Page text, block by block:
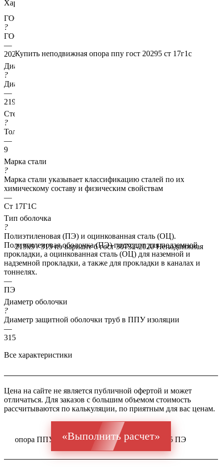
Купить неподвижная опора ппу гост 20295 ст 17г1с
219x9 / 315 пэ вариант б гост 30732-2020 Неподвижная
опора ППУ ГОСТ 20295 Ст 17Г1С 219x9 / 315 ПЭ
Характеристики
ГОСТ несущей трубы
?
ГОСТ основной трубы
—
20295
Диаметр трубы, мм
?
Диаметр основной трубы
—
219
Стенка трубы, мм
?
Толщина стенки несущей трубы
—
9
Марка стали
?
Марка стали указывает классификацию сталей по их
химическому составу и физическим свойствам
—
Ст 17Г1С
Тип оболочка
?
Полиэтиленовая (ПЭ) и оцинкованная сталь (ОЦ).
Полиэтиленовая оболочка (ПЭ) подходит для подземной
прокладки, а оцинкованная сталь (ОЦ) для наземной и
надземной прокладки, а также для прокладки в каналах и
тоннелях.
—
ПЭ
Диаметр оболочки
?
Диаметр защитной оболочки труб в ППУ изоляции
—
315
Все характеристики
Цена на сайте не является публичной офертой и может
отличаться. Для заказов с большим объемом стоимость
рассчитываются по калькуляции, по приятным для вас ценам.
«Выполнить расчет»